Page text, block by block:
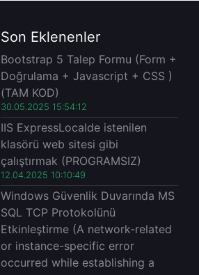
Son Eklenenler
Bootstrap 5 Talep Formu (Form +
Doğrulama + Javascript + CSS )
(TAM KOD)
30.05.2025 15:54:12
IIS ExpressLocalde istenilen
klasörü web sitesi gibi
çalıştırmak (PROGRAMSIZ)
12.04.2025 10:10:49
Windows Güvenlik Duvarında MS
SQL TCP Protokolünü
Etkinleştirme (A network-related
or instance-specific error
occurred while establishing a